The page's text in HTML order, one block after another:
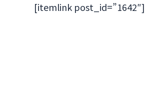
[itemlink post_id=”1642″]